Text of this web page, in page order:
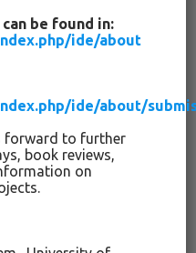
2016). Daraus lässt sich
wechselseitig
das meint
zu können oder müssen.
Resonanz- und
be found in:
ide/about
ide/about/
forward to further
book reviews,
on